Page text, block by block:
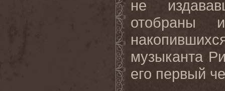
не
отобраны
музыканта
его первый